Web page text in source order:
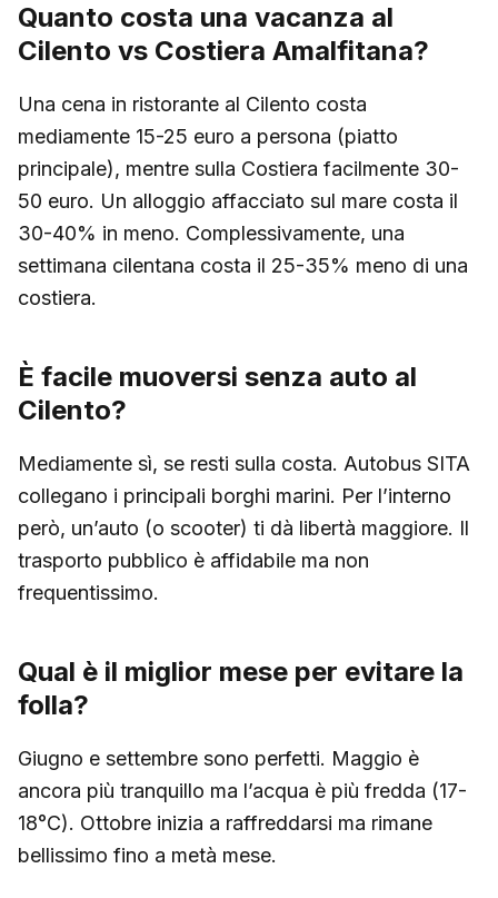
Quanto costa una vacanza al
Cilento vs Costiera Amalfitana?
Una cena in ristorante al Cilento costa
mediamente 15-25 euro a persona (piatto
principale), mentre sulla Costiera facilmente 30-
50 euro. Un alloggio affacciato sul mare costa il
30-40% in meno. Complessivamente, una
settimana cilentana costa il 25-35% meno di una
costiera.
È facile muoversi senza auto al
Cilento?
Mediamente sì, se resti sulla costa. Autobus SITA
collegano i principali borghi marini. Per l’interno
però, un’auto (o scooter) ti dà libertà maggiore. Il
trasporto pubblico è affidabile ma non
frequentissimo.
Qual è il miglior mese per evitare la
folla?
Giugno e settembre sono perfetti. Maggio è
ancora più tranquillo ma l’acqua è più fredda (17-
18°C). Ottobre inizia a raffreddarsi ma rimane
bellissimo fino a metà mese.